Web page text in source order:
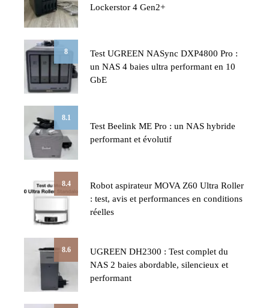
Lockerstor 4 Gen2+
8
Test UGREEN NASync DXP4800 Pro :
un NAS 4 baies ultra performant en 10
GbE
8.1
Test Beelink ME Pro : un NAS hybride
performant et évolutif
8.4
Robot aspirateur MOVA Z60 Ultra Roller
: test, avis et performances en conditions
réelles
8.6
UGREEN DH2300 : Test complet du
NAS 2 baies abordable, silencieux et
performant